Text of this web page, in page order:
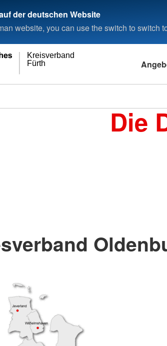
der deutschen Website
website, you can use the switch to switch
Fürth
Kreisverband
Die